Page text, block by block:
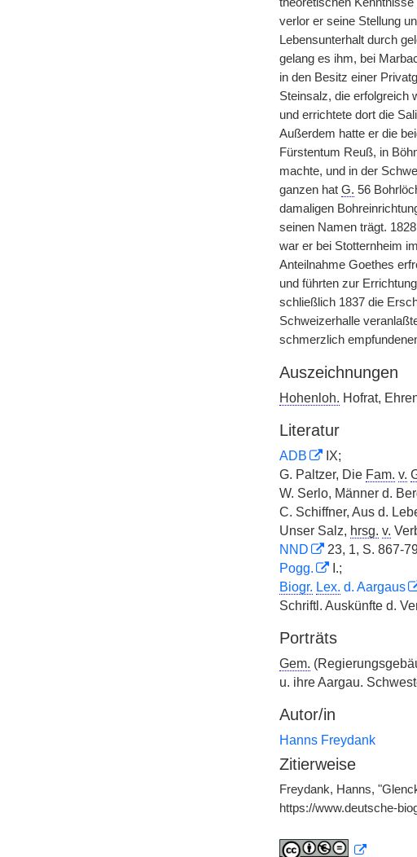
verlor er seine Stellung
Lebensunterhalt durch
gelang es ihm, bei
in den Besitz einer
Steinsalz, die erfolgreich
und errichtete dort die
Außerdem hatte er die
Fürstentum Reuß, in
machte, und in der
ganzen hat G. 56
damaligen
seinen Namen trägt.
war er bei Stotternheim
Anteilnahme Goethes
und führten zur
schließlich 1837 die
Schweizerhalle
schmerzlich
Auszeichnungen
Hohenloh. Hofrat,
Literatur
ADB
IX;
G. Paltzer, Die Fam. v.
W. Serlo, Männer d.
C. Schiffner, Aus d.
Unser Salz, hrsg. v.
NND
23, 1, S. 867-
Pogg.
I.;
Biogr. Lex. d. Aargaus
Schriftl. Auskünfte d.
Porträts
Gem.
u. ihre Aargau.
Autor/in
Hanns Freydank
Zitierweise
Freydank, Hanns,
https://www.deutsche-